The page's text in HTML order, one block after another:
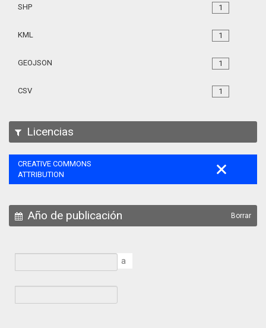
1
SHP
1
KML
1
GEOJSON
1
CSV
Licencias
CREATIVE COMMONS
ATTRIBUTION
Año de publicación Borrar
a